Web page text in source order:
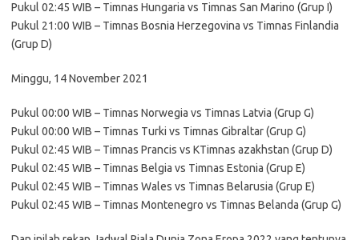
Pukul 02:45 WIB – Timnas Hungaria vs Timnas San Marino (Grup I)
Pukul 21:00 WIB – Timnas Bosnia Herzegovina vs Timnas Finlandia
(Grup D)
Minggu, 14 November 2021
Pukul 00:00 WIB – Timnas Norwegia vs Timnas Latvia (Grup G)
Pukul 00:00 WIB – Timnas Turki vs Timnas Gibraltar (Grup G)
Pukul 02:45 WIB – Timnas Prancis vs KTimnas azakhstan (Grup D)
Pukul 02:45 WIB – Timnas Belgia vs Timnas Estonia (Grup E)
Pukul 02:45 WIB – Timnas Wales vs Timnas Belarusia (Grup E)
Pukul 02:45 WIB – Timnas Montenegro vs Timnas Belanda (Grup G)